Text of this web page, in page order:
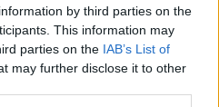
by third parties on the
This information may
parties on the IAB’s List of
may further disclose it to other
ΟΙΚΟΓΕΝΕΙΑΚΟΣ ΓΙΑΤΡΟΣ